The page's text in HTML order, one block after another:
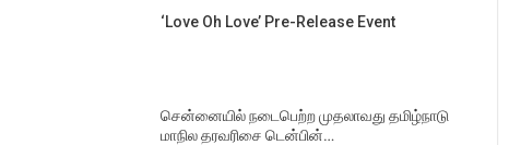
‘Love Oh Love’ Pre-Release Event
சென்னையில் நடைபெற்ற முதலாவது தமிழ்நாடு
மாநில தரவரிசை டென்பின்…